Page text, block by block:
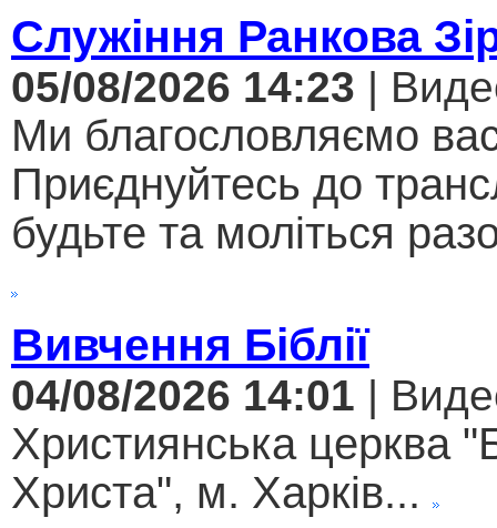
Служіння Ранкова
05/08/2026 14:23 |
Ми благословляємо
Приєднуйтесь до
будьте та моліться
Вивчення Біблії
04/08/2026 14:01 |
Християнська церква
Христа", м. Харків...